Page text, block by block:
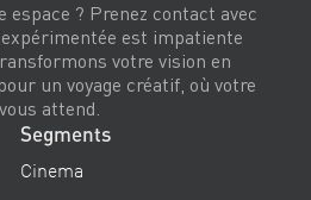
? Prenez contact avec
est impatiente
votre vision en
un voyage créatif, où votre
attend.
Segments
Cinema